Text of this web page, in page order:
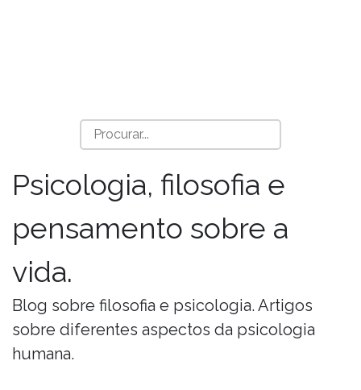
Psicologia, filosofia e
pensamento sobre a
vida.
Blog sobre filosofia e psicologia. Artigos
sobre diferentes aspectos da psicologia
humana.